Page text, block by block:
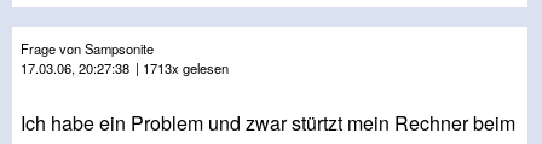
Frage von Sampsonite
17.03.06, 20:27:38 | 1713x gelesen
Ich habe ein Problem und zwar stürtzt mein Rechner beim